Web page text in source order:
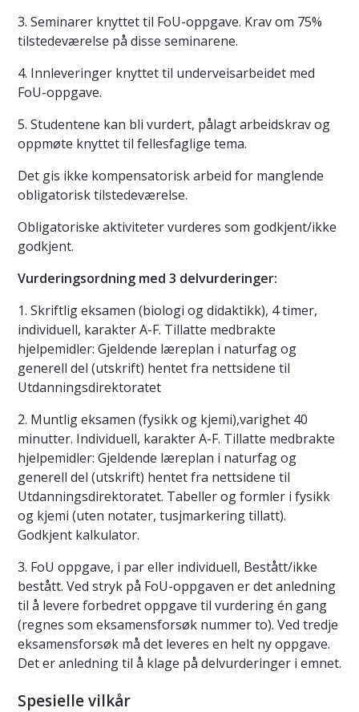
3. Seminarer knyttet til FoU-oppgave. Krav om 75%
tilstedeværelse på disse seminarene.
4. Innleveringer knyttet til underveisarbeidet med
FoU-oppgave.
5. Studentene kan bli vurdert, pålagt arbeidskrav og
oppmøte knyttet til fellesfaglige tema.
Det gis ikke kompensatorisk arbeid for manglende
obligatorisk tilstedeværelse.
Obligatoriske aktiviteter vurderes som godkjent/ikke
godkjent.
Vurderingsordning med 3 delvurderinger:
1. Skriftlig eksamen (biologi og didaktikk), 4 timer,
individuell, karakter A-F. Tillatte medbrakte
hjelpemidler: Gjeldende læreplan i naturfag og
generell del (utskrift) hentet fra nettsidene til
Utdanningsdirektoratet
2. Muntlig eksamen (fysikk og kjemi),varighet 40
minutter. Individuell, karakter A-F. Tillatte medbrakte
hjelpemidler: Gjeldende læreplan i naturfag og
generell del (utskrift) hentet fra nettsidene til
Utdanningsdirektoratet. Tabeller og formler i fysikk
og kjemi (uten notater, tusjmarkering tillatt).
Godkjent kalkulator.
3. FoU oppgave, i par eller individuell, Bestått/ikke
bestått. Ved stryk på FoU-oppgaven er det anledning
til å levere forbedret oppgave til vurdering én gang
(regnes som eksamensforsøk nummer to). Ved tredje
eksamensforsøk må det leveres en helt ny oppgave.
Det er anledning til å klage på delvurderinger i emnet.
Spesielle vilkår